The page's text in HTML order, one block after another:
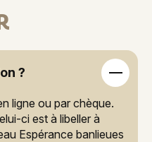
?
ligne ou par chèque.
ci est à libeller à
Espérance banlieues